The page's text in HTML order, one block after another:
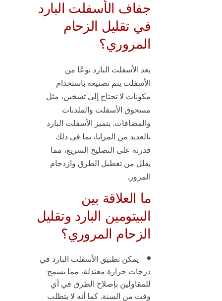
جفاف الأسفلت البارد
في تقليل الزحام
المروري؟
يعد الأسفلت البارد نوعًا من
الأسفلت يتم تصنيعه باستخدام
مكونات لا تحتاج إلى تسخين، مثل
مسحوق الأسفلت والملدنات
والمضافات. يتميز الأسفلت البارد
بالعديد من المزايا، بما في ذلك
قدرته على التصليح السريع، مما
يقلل من تعطيل الطرق وازدحام
المرور.
ما العلاقة بين
البيتومين البارد وتقليل
الزحام المروري؟
يمكن تطبيق الأسفلت البارد في
درجات حرارة معتدلة، مما يسمح
للمقاولين بإصلاح الطرق في أي
وقت من السنة. كما أنه لا يتطلب